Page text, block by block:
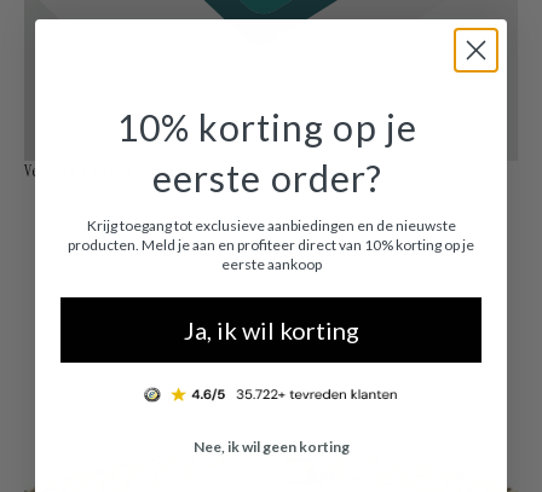
Versace Portemonnees
10% korting op je
eerste order?
Krijg toegang tot exclusieve aanbiedingen en de nieuwste
producten. Meld je aan en profiteer direct van 10% korting op je
eerste aankoop
Ja, ik wil korting
Nee, ik wil geen korting